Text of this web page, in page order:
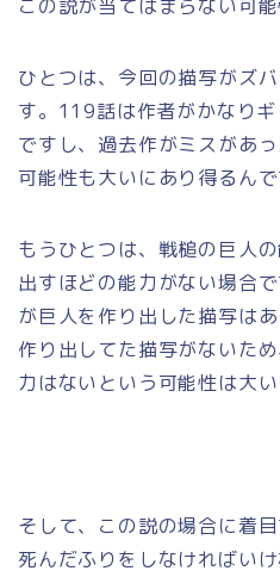
この説が当てはまらない可能
ひとつは、今回の描写がズ
す。119話は作者がかなり
ですし、過去作がミスがあ
可能性も大いにあり得るんで
もうひとつは、 戦槌の巨人
出すほどの能力がない場合で
が巨人を作り出した描写は
作り出してた描写がないた
力はないという可能性は大い
そして、この説の場合に着
死んだふりをしなければい